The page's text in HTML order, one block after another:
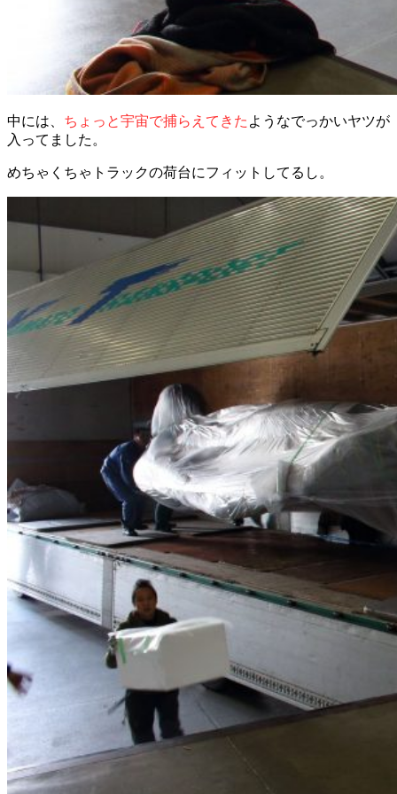
中には、 ちょっと宇宙で捕らえてきた ようなでっかいヤツが
入ってました。
めちゃくちゃトラックの荷台にフィットしてるし。